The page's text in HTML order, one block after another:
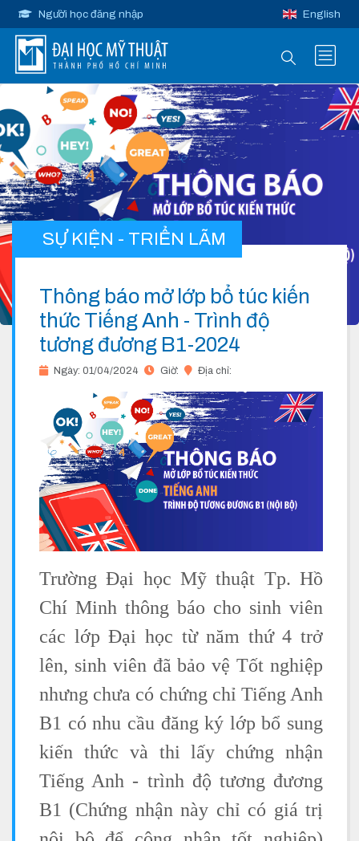
Người học đăng nhập English
SỰ KIỆN - TRIỂN LÃM
Thông báo mở lớp bổ túc kiến
thức Tiếng Anh - Trình độ
tương đương B1-2024
Ngày: 01/04/2024 Giờ: Địa chỉ:
Trường Đại học Mỹ thuật Tp. Hồ
Chí Minh thông báo cho sinh viên
các lớp Đại học từ năm thứ 4 trở
lên, sinh viên đã bảo vệ Tốt nghiệp
nhưng chưa có chứng chỉ Tiếng Anh
B1 có nhu cầu đăng ký lớp bổ sung
kiến thức và thi lấy chứng nhận
Tiếng Anh - trình độ tương đương
B1 (Chứng nhận này chỉ có giá trị